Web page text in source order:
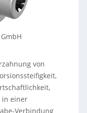
von
in einer
Verbindung